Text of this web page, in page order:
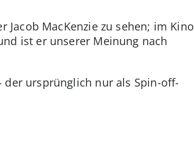
Jacob MacKenzie zu sehen; im Kino
ist er unserer Meinung nach
der ursprünglich nur als Spin-off-